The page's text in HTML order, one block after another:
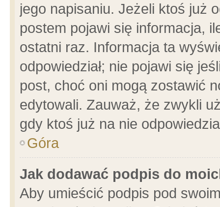
jego napisaniu. Jeżeli ktoś już
postem pojawi się informacja,
ostatni raz. Informacja ta
odpowiedział; nie pojawi się
post, choć oni mogą zostawić
edytowali. Zauważ, że zwykli
gdy ktoś już na nie
Góra
Jak dodawać podpis do
Aby umieścić podpis pod